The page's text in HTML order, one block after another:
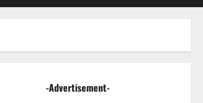
-Advertisement-